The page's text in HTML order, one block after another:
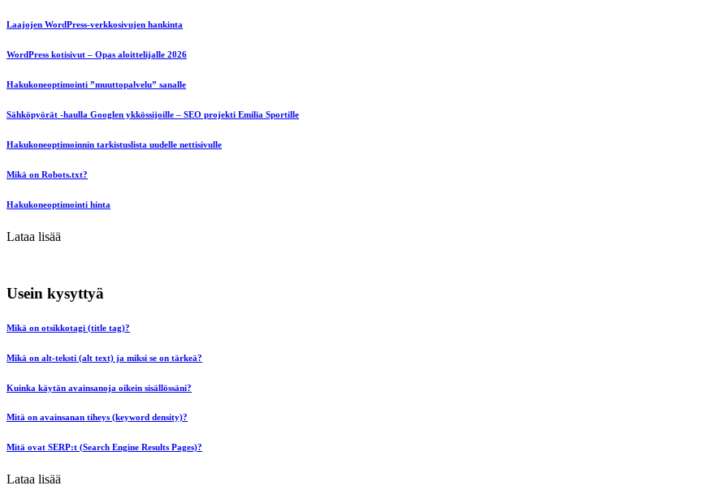
Laajojen WordPress-verkkosivujen hankinta
WordPress kotisivut – Opas aloittelijalle 2026
Hakukoneoptimointi ”muuttopalvelu” sanalle
Sähköpyörät -haulla Googlen ykkössijoille – SEO projekti Emilia Sportille
Hakukoneoptimoinnin tarkistuslista uudelle nettisivulle
Mikä on Robots.txt?
Hakukoneoptimointi hinta
Lataa lisää
Usein kysyttyä
Mikä on otsikkotagi (title tag)?
Mikä on alt-teksti (alt text) ja miksi se on tärkeä?
Kuinka käytän avainsanoja oikein sisällössäni?
Mitä on avainsanan tiheys (keyword density)?
Mitä ovat SERP:t (Search Engine Results Pages)?
Lataa lisää